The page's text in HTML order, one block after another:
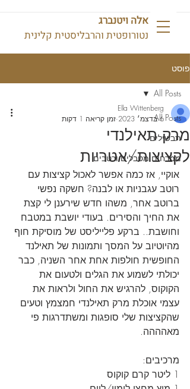
אלה ויטנברג
נטורופטית והרבליסטית קלינית
פוסט
All Posts
תבשילים
ממרחים מטבלים ורטבים
All Posts
מרק תאילנדי
לקציצות/אטריות
Ella Wittenberg
6 בדצמ׳ 2023
זמן קריאה 1 דקות
אוקיי, אז כמה אפשר לאכול קציצות עם
רוטב עגבניות או לבנה? חשקה נפשי
ברוטב אחר, משהו חדש שירענן לי קצת
את החיך והסירים. בעודי יושבת במטבח
וחושבת.. ברקע פלייליסט של מוסיקת חוף
מהיוטיוב על המסך ותמונות של תאילנד
החופשית חולפות אחת אחר השניה, כבר
יכולתי לשמוע את הגלים ולטעום את
הקוקוס, להרגיש את החול ולראות את
עצמי אוכלת מרק תאילנדי חמצמץ וטעים
שהקציצות שלי סופגות ומשתדרגות פי
מאהההה.
מרכיבים:
1 ליטר קרם קוקוס